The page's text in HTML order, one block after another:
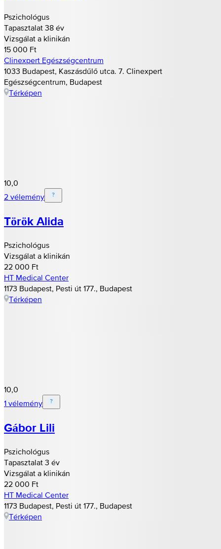
Pszichológus
Tapasztalat 38 év
Vizsgálat a klinikán
15 000 Ft
Clinexpert Egészségcentrum
1033 Budapest, Kaszásdűlő utca. 7. Clinexpert
Egészségcentrum, Budapest
Térképen
10,0
2 vélemény
Török Alida
Pszichológus
Vizsgálat a klinikán
22 000 Ft
HT Medical Center
1173 Budapest, Pesti út 177., Budapest
Térképen
10,0
1 vélemény
Gábor Lili
Pszichológus
Tapasztalat 3 év
Vizsgálat a klinikán
22 000 Ft
HT Medical Center
1173 Budapest, Pesti út 177., Budapest
Térképen